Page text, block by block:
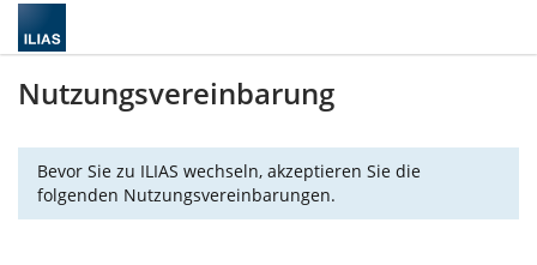
Nutzungsvereinbarung
Bevor Sie zu ILIAS wechseln, akzeptieren Sie die
folgenden Nutzungsvereinbarungen.